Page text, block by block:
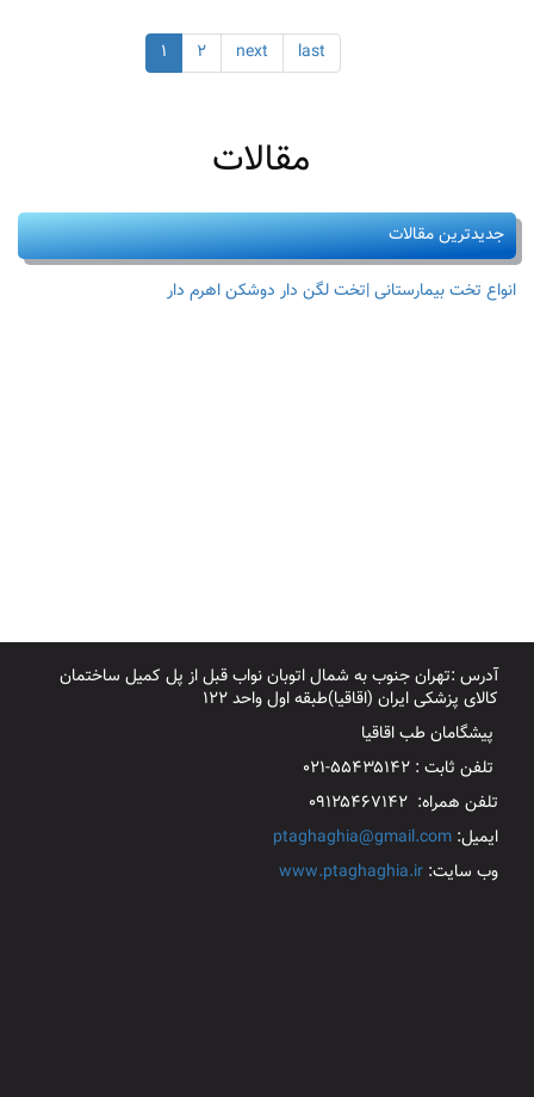
۱ ۲ next last
مقالات
جدیدترین مقالات
انواع تخت بیمارستانی |تخت لگن دار دوشکن اهرم دار
آدرس :تهران جنوب به شمال اتوبان نواب قبل از پل کمیل ساختمان
کالای پزشکی ایران (اقاقیا)طبقه اول واحد ۱۲۲
پیشگامان طب اقاقیا
تلفن ثابت : ۵۵۴۳۵۱۴۲-۰۲۱
تلفن همراه: ۰۹۱۲۵۴۶۷۱۴۲
ایمیل: ptaghaghia@gmail.com
وب سایت: www.ptaghaghia.ir